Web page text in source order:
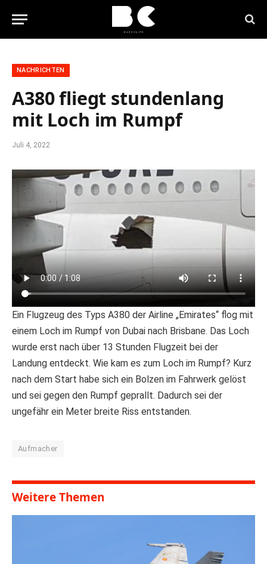
NACHRICHTEN
A380 fliegt stundenlang
mit Loch im Rumpf
Juli 4, 2022
Ein Flugzeug des Typs A380 der Airline „Emirates“ flog mit
einem Loch im Rumpf von Dubai nach Brisbane. Das Loch
wurde erst nach über 13 Stunden Flugzeit bei der
Landung entdeckt. Wie kam es zum Loch im Rumpf? Kurz
nach dem Start habe sich ein Bolzen im Fahrwerk gelöst
und sei gegen den Rumpf geprallt. Dadurch sei der
ungefähr ein Meter breite Riss entstanden.
Aufmacher
Weitere Themen